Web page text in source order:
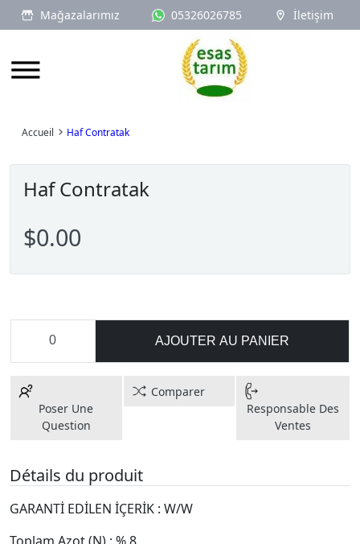
Mağazalarımız 05326026785 İletişim
Logo
Accueil Haf Contratak
Haf Contratak
$0.00
AJOUTER AU PANIER
Poser Une
Question
Comparer
Responsable Des
Ventes
Détails du produit
GARANTİ EDİLEN İÇERİK : W/W